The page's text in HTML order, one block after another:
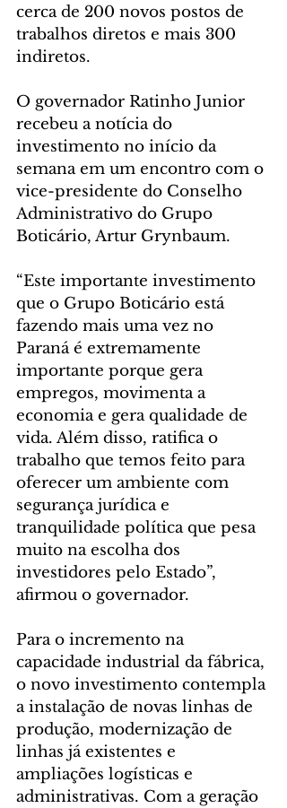
cerca de 200 novos postos de
trabalhos diretos e mais 300
indiretos.
O governador Ratinho Junior
recebeu a notícia do
investimento no início da
semana em um encontro com o
vice-presidente do Conselho
Administrativo do Grupo
Boticário, Artur Grynbaum.
“Este importante investimento
que o Grupo Boticário está
fazendo mais uma vez no
Paraná é extremamente
importante porque gera
empregos, movimenta a
economia e gera qualidade de
vida. Além disso, ratifica o
trabalho que temos feito para
oferecer um ambiente com
segurança jurídica e
tranquilidade política que pesa
muito na escolha dos
investidores pelo Estado”,
afirmou o governador.
Para o incremento na
capacidade industrial da fábrica,
o novo investimento contempla
a instalação de novas linhas de
produção, modernização de
linhas já existentes e
ampliações logísticas e
administrativas. Com a geração